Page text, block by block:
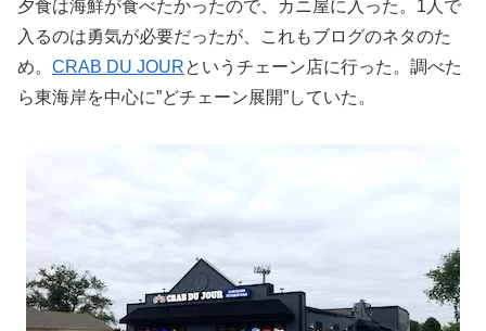
夕食は海鮮が食べたかったので、カニ屋に入った。1人で
入るのは勇気が必要だったが、これもブログのネタのた
め。 CRAB DU JOURというチェーン店に行った。調べた
ら東海岸を中心に”どチェーン展開”していた。